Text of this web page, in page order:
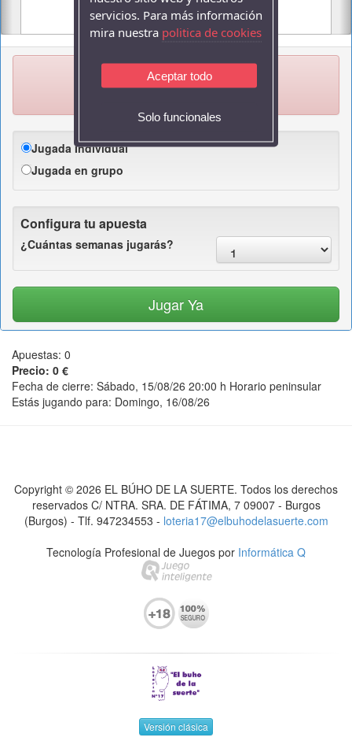
Jornada:
Jugada Individual
Jugada en grupo
Configura tu apuesta
¿Cuántas semanas jugarás?
Apuestas: 0
Precio: 0 €
Fecha de cierre: Sábado, 15/08/26 20:00 h Horario peninsular
Estás jugando para: Domingo, 16/08/26
Copyright © 2026 EL BÚHO DE LA SUERTE. Todos los derechos
reservadosC/ NTRA. SRA. DE FÁTIMA, 7 09007 - Burgos
(Burgos) - Tlf. 947234553 - loteria17@elbuhodelasuerte.com
Tecnología Profesional de Juegos por Informática Q
Versión clásica
servicios. Para más información
mira nuestra politica de cookies
Aceptar todo
Solo funcionales